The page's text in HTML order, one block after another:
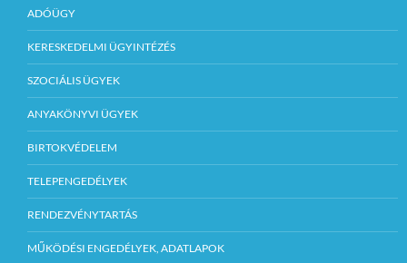
ADÓÜGY
KERESKEDELMI ÜGYINTÉZÉS
SZOCIÁLIS ÜGYEK
ANYAKÖNYVI ÜGYEK
BIRTOKVÉDELEM
TELEPENGEDÉLYEK
RENDEZVÉNYTARTÁS
MŰKÖDÉSI ENGEDÉLYEK, ADATLAPOK